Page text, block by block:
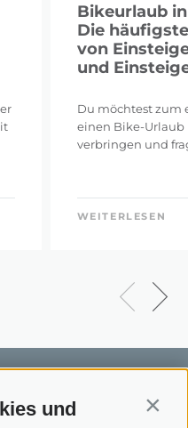
und
Bikeurlaub
Die
von
und
Du möchtest zum
einen Bike-Urlaub
verbringen und
WEITERLESEN